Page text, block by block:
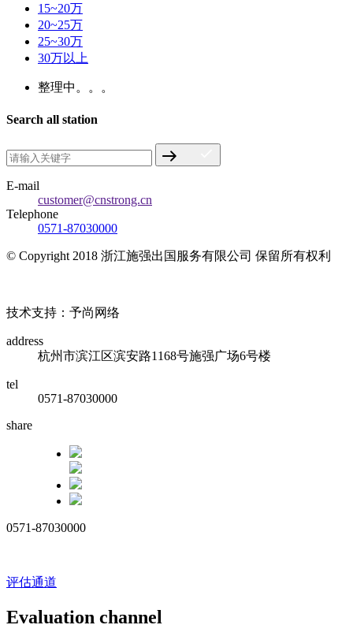
15~20万
20~25万
25~30万
30万以上
整理中。。。
Search all station
E-mail
customer@cnstrong.cn
Telephone
0571-87030000
© Copyright 2018 浙江施强出国服务有限公司 保留所有权利
技术支持：予尚网络
address
杭州市滨江区滨安路1168号施强广场6号楼
tel
0571-87030000
share
0571-87030000
评估通道
Evaluation channel